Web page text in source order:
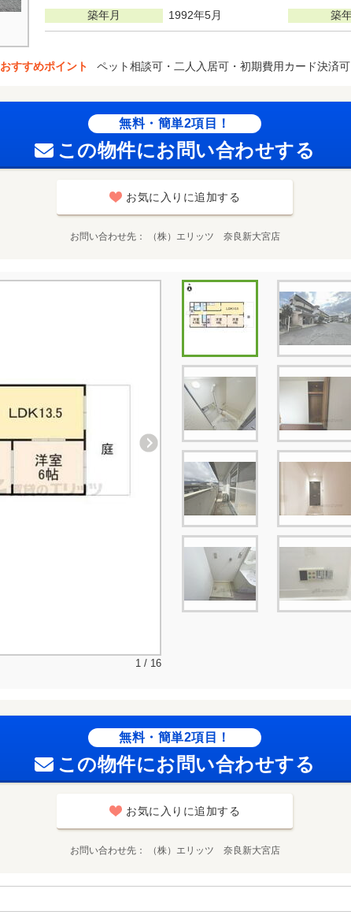
築年月 1992年5月 築
おすすめポイント ペット相談可・二人入居可・初期費用カード決済可
無料・簡単2項目！
この物件にお問い合わせする
お気に入りに追加する
お問い合わせ先 （株）エリッツ 奈良新大宮店
1 / 16
無料・簡単2項目！
この物件にお問い合わせする
お気に入りに追加する
お問い合わせ先 （株）エリッツ 奈良新大宮店